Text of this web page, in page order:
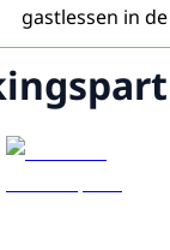
gastlessen in